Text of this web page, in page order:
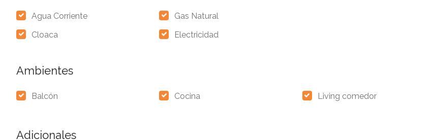
Agua Corriente
Cloaca
Gas Natural
Electricidad
Ambientes
Balcón Cocina Living comedor
Adicionales